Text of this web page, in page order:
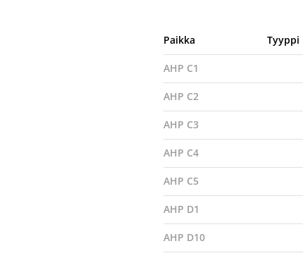
Paikka Tyyppi
AHP C1
AHP C2
AHP C3
AHP C4
AHP C5
AHP D1
AHP D10